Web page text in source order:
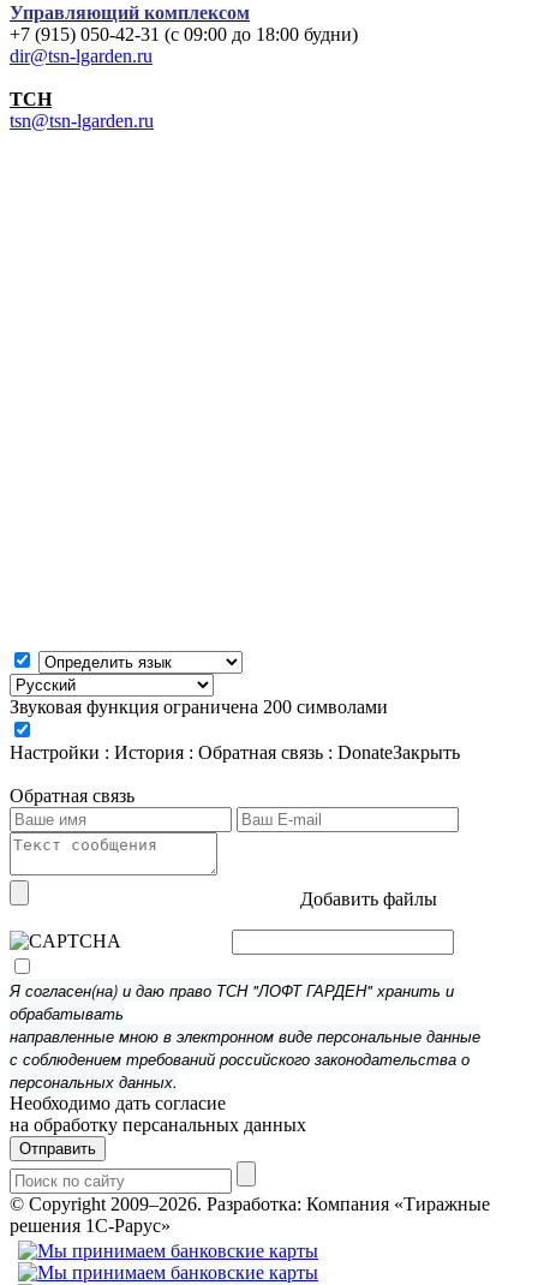
Управляющий комплексом
+7 (915) 050-42-31 (с 09:00 до 18:00 будни)
dir@tsn-lgarden.ru
TCH
tsn@tsn-lgarden.ru
Звуковая функция ограничена 200 символами
Настройки : История : Обратная связь : DonateЗакрыть
Обратная связь
Добавить файлы
Я согласен(на) и даю право ТСН "ЛОФТ ГАРДЕН" хранить и
обрабатывать
направленные мною в электронном виде персональные данные
с соблюдением требований российского законодательства о
персональных данных.
Необходимо дать согласие
на обработку персанальных данных
Отправить
© Copyright 2009–2026. Разработка: Компания «Тиражные
решения 1С-Рарус»